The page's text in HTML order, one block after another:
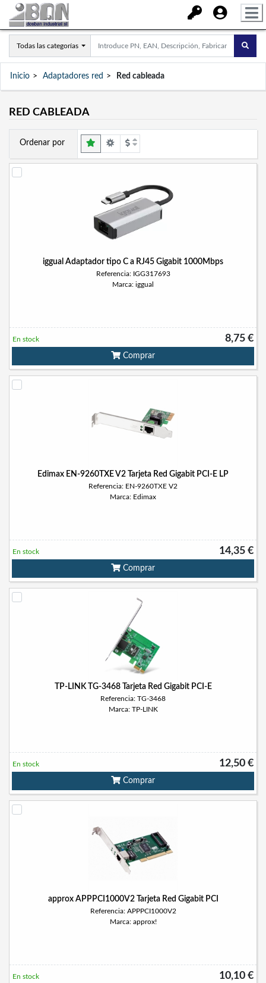
Todas las categorías
Inicio Adaptadores red Red cableada
RED CABLEADA
Ordenar por
iggual Adaptador tipo C a RJ45 Gigabit 1000Mbps
Referencia: IGG317693
Marca: iggual
8,75 €
En stock
Comprar
Edimax EN-9260TXE V2 Tarjeta Red Gigabit PCI-E LP
Referencia: EN-9260TXE V2
Marca: Edimax
14,35 €
En stock
Comprar
TP-LINK TG-3468 Tarjeta Red Gigabit PCI-E
Referencia: TG-3468
Marca: TP-LINK
12,50 €
En stock
Comprar
approx APPPCI1000V2 Tarjeta Red Gigabit PCI
Referencia: APPPCI1000V2
Marca: approx!
10,10 €
En stock